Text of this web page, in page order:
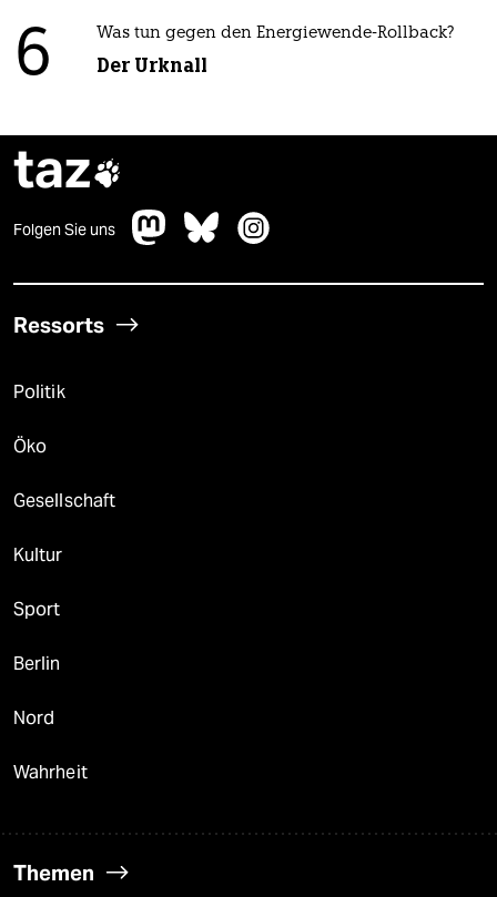
6 Was tun gegen den Energiewende-Rollback?
Der Urknall
taz
Folgen Sie uns
Ressorts
Politik
Öko
Gesellschaft
Kultur
Sport
Berlin
Nord
Wahrheit
Themen